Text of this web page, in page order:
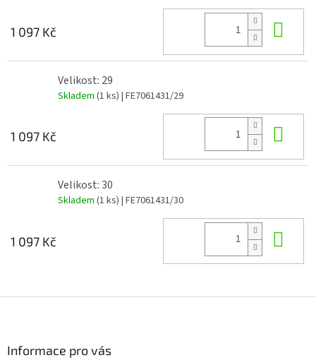
1 097 Kč
Velikost: 29
Skladem (1 ks) | FE7061431/29
1 097 Kč
Velikost: 30
Skladem (1 ks) | FE7061431/30
1 097 Kč
Informace pro vás